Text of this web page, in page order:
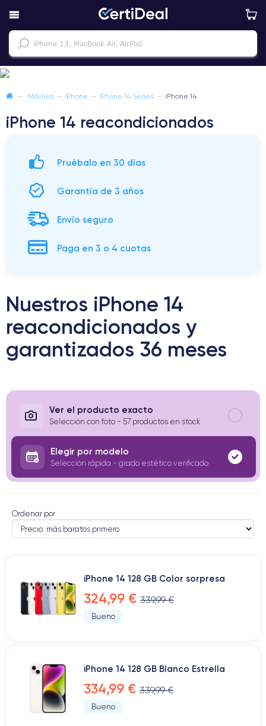
— Móviles — iPhone — iPhone 14 Series — iPhone 14
iPhone 14 reacondicionados
Pruébalo en 30 días
Garantía de 3 años
Envío seguro
Paga en 3 o 4 cuotas
Nuestros iPhone 14
reacondicionados y
garantizados 36 meses
Ver el producto exacto
Selección con foto - 57 productos en stock
Elegir por modelo
Selección rápida - grado estético verificado
Ordenar por
iPhone 14 128 GB Color sorpresa
324,99 € 339,99 €
Bueno
iPhone 14 128 GB Blanco Estrella
334,99 € 339,99 €
Bueno